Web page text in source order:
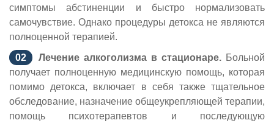
симптомы абстиненции и быстро нормализовать
самочувствие. Однако процедуры детокса не являются
полноценной терапией.
Лечение алкоголизма в стационаре. Больной
получает полноценную медицинскую помощь, которая
помимо детокса, включает в себя также тщательное
обследование, назначение общеукрепляющей терапии,
помощь психотерапевтов и последующую